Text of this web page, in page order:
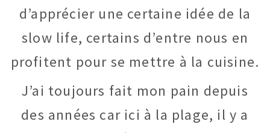
d’apprécier une certaine idée de la
slow life, certains d’entre nous en
profitent pour se mettre à la cuisine.
J’ai toujours fait mon pain depuis
des années car ici à la plage, il y a